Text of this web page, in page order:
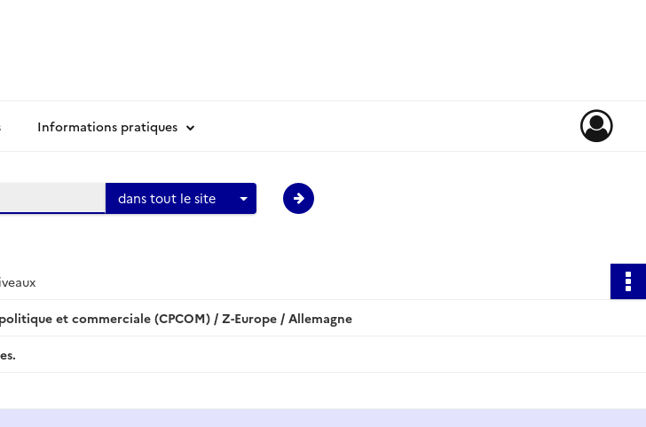
Informations pratiques
dans tout le site
et commerciale (CPCOM) / Z-Europe / Allemagne